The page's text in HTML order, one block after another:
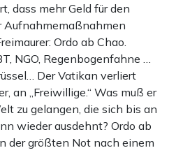
dass mehr Geld für den
Aufnahmemaßnahmen
Ordo ab Chao.
NGO, Regenbogenfahne …
Der Vatikan verliert
an „Freiwillige.“ Was muß er
zu gelangen, die sich bis an
wieder ausdehnt? Ordo ab
der größten Not nach einem